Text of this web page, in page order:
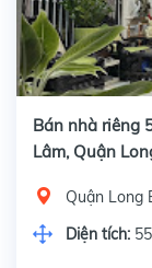
Bán nhà riêng
Lâm, Quận
Quận Long
Diện tích: